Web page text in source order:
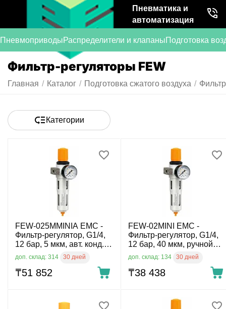
Пневматика и
автоматизация
ПневмоприводыРаспределители и клапаныПодготовка
Фильтр-регуляторы FEW
Главная / Каталог / Подготовка сжатого воздуха /
Категории
FEW-025MMINIA EMC -
Фильтр-регулятор, G1/4,
12 бар, 5 мкм, авт. конд.-
доп. склад: 314 30 дней
₸51 852
FEW-02MINI EMC -
Фильтр-регулятор, G1/4,
12 бар, 40 мкм, ручной
конд.-отвод
доп. склад: 134 30 дней
₸38 438